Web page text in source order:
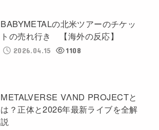
BABYMETALの北米ツアーのチケッ
トの売れ行き 【海外の反応】
2026.04.15 1108
METALVERSE VΛND PROJECTと
は？正体と2026年最新ライブを全解
説